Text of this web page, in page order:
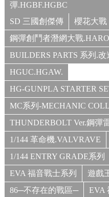
彈.HGBF.HGBC
SD 三國創傑傳
櫻花大戰
鋼彈創鬥者潛網大戰.HARO
BUILDERS PARTS 系列.
HGUC.HGAW.
HG-GUNPLA STARTER
MC系列-MECHANIC
THUNDERBOLT Ver.鋼彈
1/144 革命機.VALVRAVE
1/144 ENTRY GRADE系列
EVA 福音戰士系列
遊戲
86─不存在的戰區─
EVA